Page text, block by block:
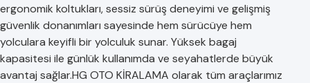
ergonomik koltukları, sessiz sürüş deneyimi ve gelişmiş
güvenlik donanımları sayesinde hem sürücüye hem
yolculara keyifli bir yolculuk sunar. Yüksek bagaj
kapasitesi ile günlük kullanımda ve seyahatlerde büyük
avantaj sağlar.HG OTO KİRALAMA olarak tüm araçlarımız